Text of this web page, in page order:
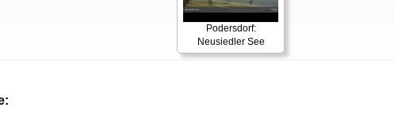
Podersdorf:
Neusiedler See